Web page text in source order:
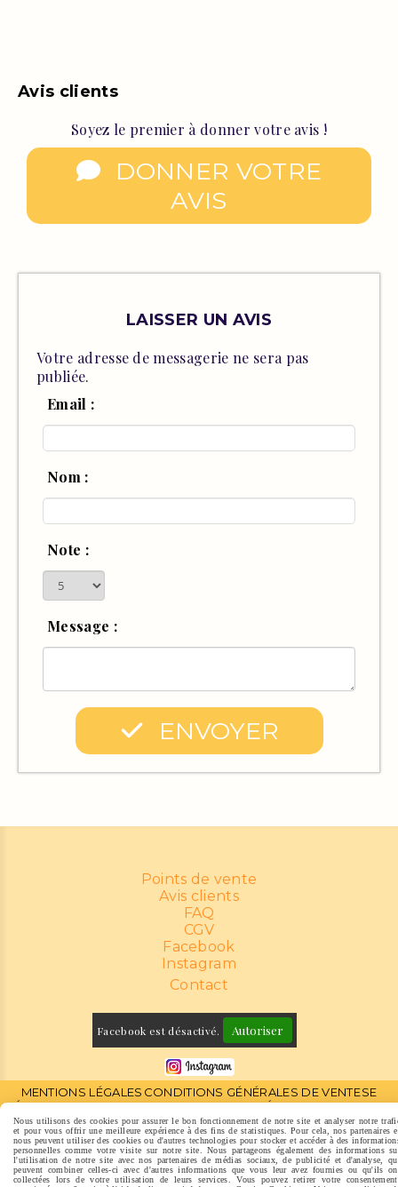
Avis clients
Soyez le premier à donner votre avis !
DONNER VOTRE
AVIS
LAISSER UN AVIS
Votre adresse de messagerie ne sera pas
publiée.
Email :
Nom :
Note :
Message :
ENVOYER
Points de vente
Avis clients
FAQ
CGV
Facebook
Instagram
Contact
Facebook est désactivé. Autoriser
MENTIONS LÉGALES CONDITIONS GÉNÉRALES DE VENTESE
RÉTRACTERPOLITIQUE DE CONFIDENTIALITÉGESTION COOKIES
MON COMPTE CRÉER UN SITE
Nous utilisons des cookies pour assurer le bon fonctionnement de notre site et analyser notre
et pour vous offrir une meilleure expérience à des fins de statistiques. Pour cela, nos partenaires
nous peuvent utiliser des cookies ou d'autres technologies pour stocker et accéder à des
personnelles comme votre visite sur notre site. Nous partageons également des informations
l'utilisation de notre site avec nos partenaires de médias sociaux, de publicité et d'analyse,
peuvent combiner celles-ci avec d'autres informations que vous leur avez fournies ou qu'ils
collectées lors de votre utilisation de leurs services. Vous pouvez retirer votre